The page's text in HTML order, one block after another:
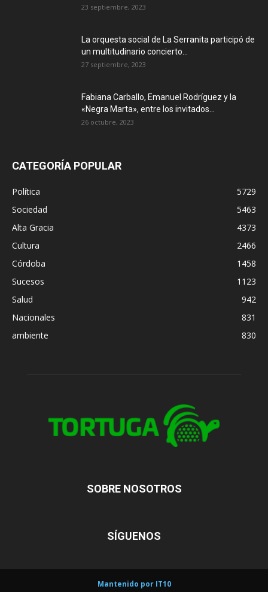
23 septiembre, 2023
La orquesta social de La Serranita participó de
un multitudinario concierto...
27 septiembre, 2023
Fabiana Carballo, Emanuel Rodríguez y la
«Negra Marta», entre los invitados...
26 octubre, 2023
CATEGORÍA POPULAR
Política
5729
Sociedad
5463
Alta Gracia
4373
Cultura
2466
Córdoba
1458
Sucesos
1123
Salud
942
Nacionales
831
ambiente
830
SOBRE NOSOTROS
SÍGUENOS
Mantenido por IT10